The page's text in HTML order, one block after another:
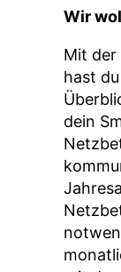
Wir
Mit der
hast
dein